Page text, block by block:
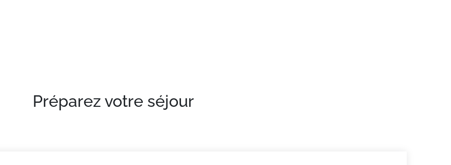
Préparez votre séjour